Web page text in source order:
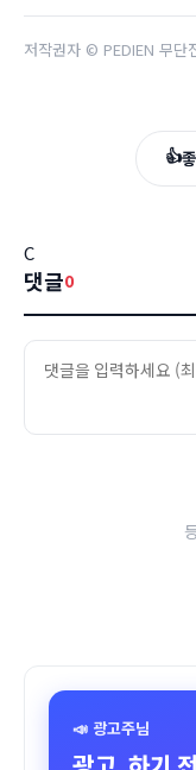
저작권자 © PEDIEN 무단
👍
C
댓글0
📣 광고주님